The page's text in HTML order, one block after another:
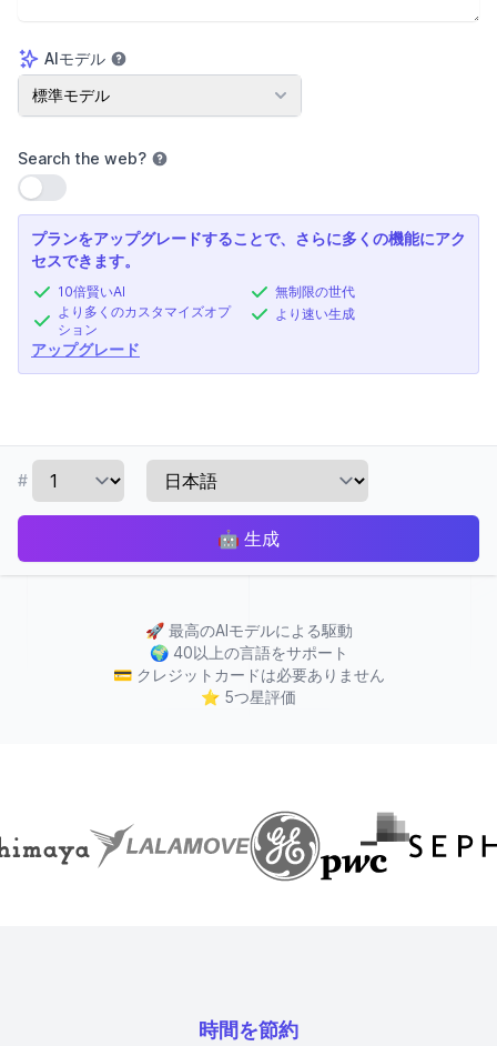
AIモデル
AIモデル
標準モデル
Search the web?
設定を使用
プランをアップグレードすることで、さらに多くの機能にアク
セスできます。
10倍賢いAI
より多くのカスタマイズオプ
ション
無制限の世代
より速い生成
アップグレード
#
🤖 生成
🚀 最高のAIモデルによる駆動
🌍 40以上の言語をサポート
💳 クレジットカードは必要ありません
⭐ 5つ星評価
時間を節約